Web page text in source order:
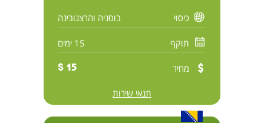
כיסוי בוסניה והרצגובינה
תוקף 15 ימים
מחיר 15 $
תנאי שירות